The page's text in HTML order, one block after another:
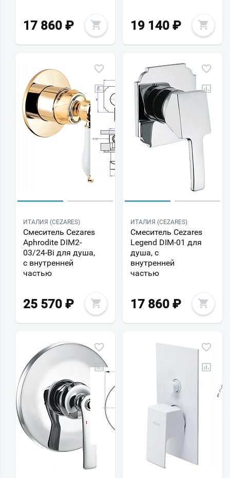
17 860 ₽ 19 140 ₽
ИТАЛИЯ (CEZARES)
Смеситель Cezares
Aphrodite DIM2-
03/24-Bi для душа,
с внутренней
частью
25 570 ₽
ИТАЛИЯ (CEZARES)
Смеситель Cezares
Legend DIM-01 для
душа, с
внутренней
частью
17 860 ₽